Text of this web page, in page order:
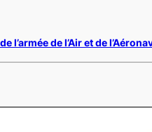
l’armée de l’Air et de